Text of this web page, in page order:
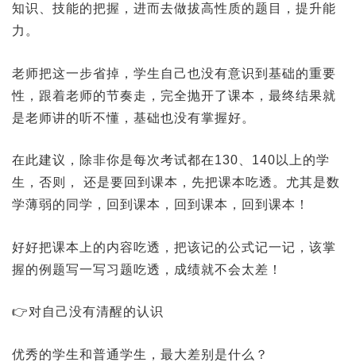
知识、技能的把握，进而去做拔高性质的题目，提升能
力。
老师把这一步省掉，学生自己也没有意识到基础的重要
性，跟着老师的节奏走，完全抛开了课本，最终结果就
是老师讲的听不懂，基础也没有掌握好。
在此建议，除非你是每次考试都在130、140以上的学
生，否则， 还是要回到课本，先把课本吃透。尤其是数
学薄弱的同学，回到课本，回到课本，回到课本！
好好把课本上的内容吃透，把该记的公式记一记，该掌
握的例题写一写习题吃透，成绩就不会太差！
👉对自己没有清醒的认识
优秀的学生和普通学生，最大差别是什么？